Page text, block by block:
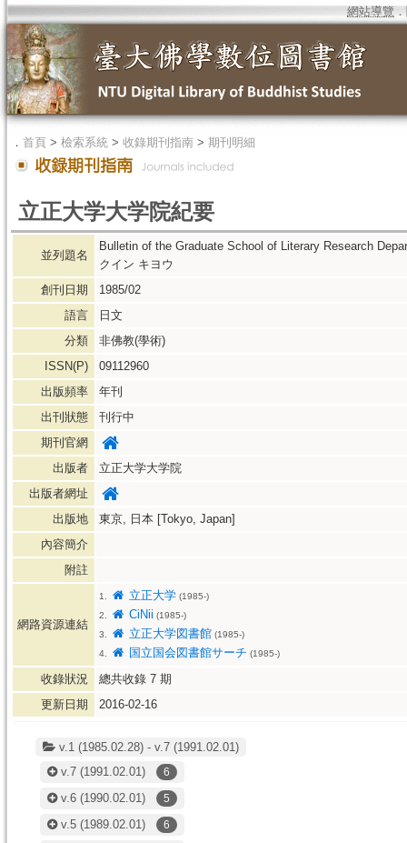
網站導覽 ．
． 首頁 > 檢索系統 > 收錄期刊指南 > 期刊明細
立正大学大学院紀要
並列題名
Bulletin of the Graduate School of Literary Research
クイン キヨウ
創刊日期
1985/02
語言
日文
分類
非佛教(學術)
ISSN(P)
09112960
出版頻率
年刊
出刊狀態
刊行中
期刊官網
出版者
立正大学大学院
出版者網址
出版地
東京, 日本 [Tokyo, Japan]
內容簡介
附註
網路資源連結
1. 立正大学 (1985-)
2.
CiNii (1985-)
3.
立正大学図書館 (1985-)
4.
国立国会図書館サーチ (1985-)
收錄狀況 總共收錄 7 期
更新日期
2016-02-16
v.1 (1985.02.28) - v.7 (1991.02.01)
v.7 (1991.02.01) 6
v.6 (1990.02.01) 5
v.5 (1989.02.01) 6